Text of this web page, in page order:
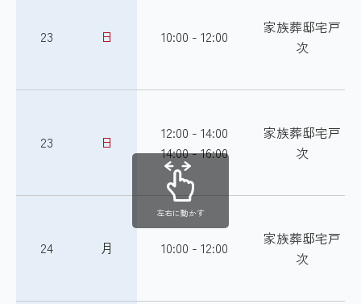
23 日 10:00 - 12:00
家族葬邸宅戸
次
23 日
12:00 - 14:00
14:00 - 16:00
家族葬邸宅戸
次
24 月 10:00 - 12:00
家族葬邸宅戸
次
左右に動かす